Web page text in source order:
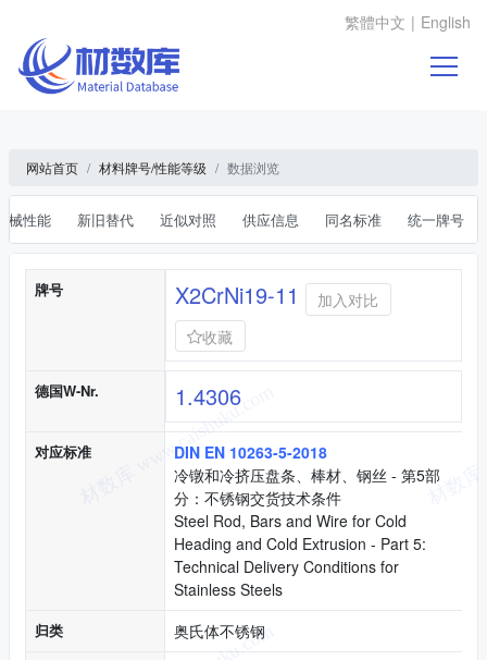
繁體中文 | English
网站首页 材料牌号/性能等级 数据浏览
械性能 新旧替代 近似对照 供应信息 同名标准 统一牌号
基本信息
牌号 X2CrNi19-11
加入对比
收藏
德国W-Nr. 1.4306
对应标准
DIN EN 10263-5-2018
冷镦和冷挤压盘条、棒材、钢丝 - 第5部
分：不锈钢交货技术条件
Steel Rod, Bars and Wire for Cold
Heading and Cold Extrusion - Part 5:
Technical Delivery Conditions for
Stainless Steels
归类 奥氏体不锈钢